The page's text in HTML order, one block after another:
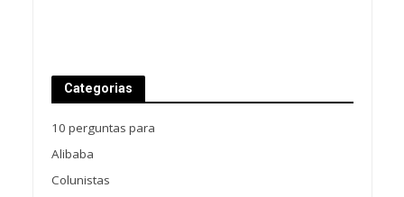
Categorias
10 perguntas para
Alibaba
Colunistas